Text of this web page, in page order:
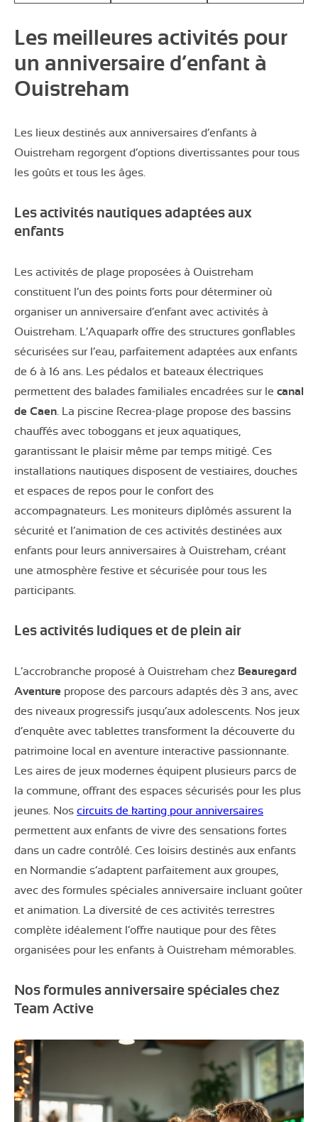
Les meilleures activités pour
un anniversaire d’enfant à
Ouistreham
Les lieux destinés aux anniversaires d’enfants à
Ouistreham regorgent d’options divertissantes pour tous
les goûts et tous les âges.
Les activités nautiques adaptées aux
enfants
Les activités de plage proposées à Ouistreham
constituent l’un des points forts pour déterminer où
organiser un anniversaire d’enfant avec activités à
Ouistreham. L’Aquapark offre des structures gonflables
sécurisées sur l’eau, parfaitement adaptées aux enfants
de 6 à 16 ans. Les pédalos et bateaux électriques
permettent des balades familiales encadrées sur le canal
de Caen. La piscine Recrea-plage propose des bassins
chauffés avec toboggans et jeux aquatiques,
garantissant le plaisir même par temps mitigé. Ces
installations nautiques disposent de vestiaires, douches
et espaces de repos pour le confort des
accompagnateurs. Les moniteurs diplômés assurent la
sécurité et l’animation de ces activités destinées aux
enfants pour leurs anniversaires à Ouistreham, créant
une atmosphère festive et sécurisée pour tous les
participants.
Les activités ludiques et de plein air
L’accrobranche proposé à Ouistreham chez Beauregard
Aventure propose des parcours adaptés dès 3 ans, avec
des niveaux progressifs jusqu’aux adolescents. Nos jeux
d’enquête avec tablettes transforment la découverte du
patrimoine local en aventure interactive passionnante.
Les aires de jeux modernes équipent plusieurs parcs de
la commune, offrant des espaces sécurisés pour les plus
jeunes. Nos circuits de karting pour anniversaires
permettent aux enfants de vivre des sensations fortes
dans un cadre contrôlé. Ces loisirs destinés aux enfants
en Normandie s’adaptent parfaitement aux groupes,
avec des formules spéciales anniversaire incluant goûter
et animation. La diversité de ces activités terrestres
complète idéalement l’offre nautique pour des fêtes
organisées pour les enfants à Ouistreham mémorables.
Nos formules anniversaire spéciales chez
Team Active